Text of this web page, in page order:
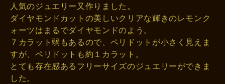
人気のジュエリー又作りました。
ダイヤモンドカットの美しいクリアな輝きのレモンク
ォーツはまるでダイヤモンドのよう。
７カラット弱もあるので、ペリドットが小さく見えま
すが、ペリドットも約１カラット。
とても存在感あるフリーサイズのジュエリーができま
した。